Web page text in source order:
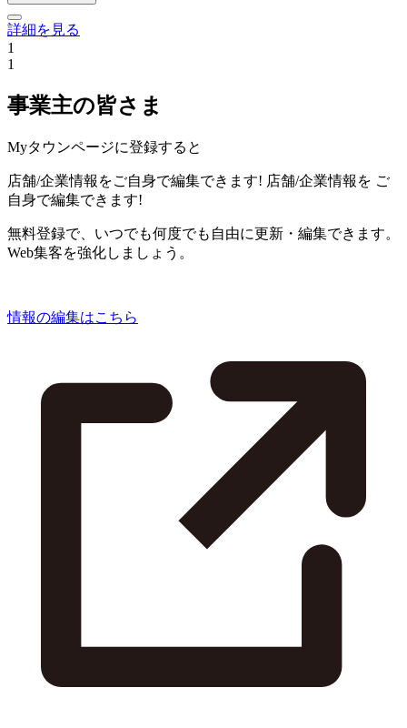
詳細を見る
1
1
事業主の皆さま
Myタウンページに登録すると
店舗/企業情報をご自身で編集できます! 店舗/企業情報を ご
自身で編集できます!
無料登録で、いつでも何度でも自由に更新・編集できます。
Web集客を強化しましょう。
情報の編集はこちら